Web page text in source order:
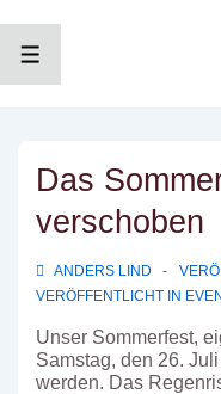
InhaltMENÜ
Das
verschoben
ANDERS LIND
VERÖFFENTLICHT IN
Unser Sommerfest,
Samstag, den 26.
werden. Das